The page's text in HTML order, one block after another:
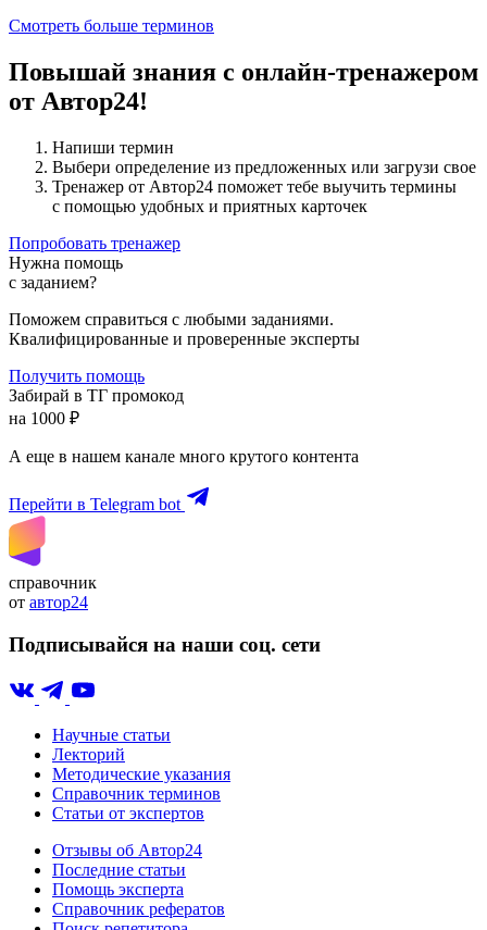
Смотреть больше терминов
Повышай знания с онлайн-тренажером
от Автор24!
Напиши термин
Выбери определение из предложенных или загрузи свое
Тренажер от Автор24 поможет тебе выучить термины
с помощью удобных и приятных карточек
Попробовать тренажер
Нужна помощь
с заданием?
Поможем справиться с любыми заданиями.
Квалифицированные и проверенные эксперты
Получить помощь
Забирай в ТГ промокод
на 1000 ₽
А еще в нашем канале много крутого контента
Перейти в Telegram bot
справочник
от автор24
Подписывайся на наши соц. сети
Научные статьи
Лекторий
Методические указания
Справочник терминов
Статьи от экспертов
Отзывы об Автор24
Последние статьи
Помощь эксперта
Справочник рефератов